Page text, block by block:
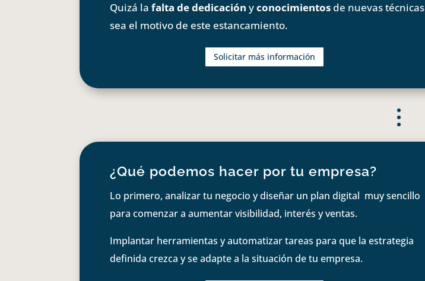
Quizá lafalta de dedicación yconocimientos de nuevas técnicas
sea el motivo de este estancamiento.
Solicitar más información
¿Qué podemos hacer por tu empresa?
Lo primero, analizar tu negocio y diseñar un plan digital muy sencillo
para comenzar a aumentar visibilidad, interés y ventas.
Implantar herramientas y automatizar tareas para que la estrategia
definida crezca y se adapte a la situación de tu empresa.